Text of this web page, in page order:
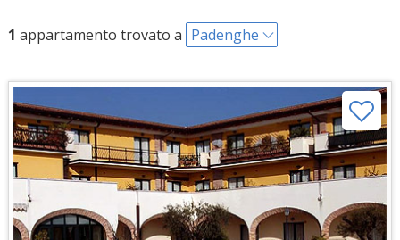
1 appartamento trovato a Padenghe